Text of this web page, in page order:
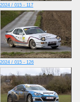
2024 / 015 - 117
2024 / 015 - 126